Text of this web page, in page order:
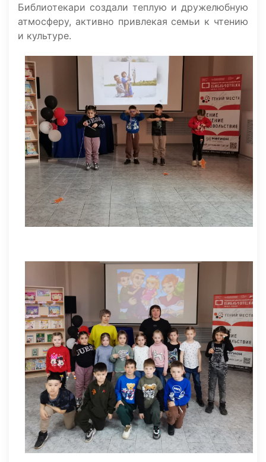
Библиотекари создали теплую и дружелюбную
атмосферу, активно привлекая семьи к чтению
и культуре.